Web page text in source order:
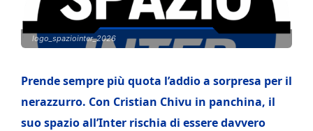
logo_spaziointer_2026
Prende sempre più quota l’addio a sorpresa per il
nerazzurro. Con Cristian Chivu in panchina, il
suo spazio all’Inter rischia di essere davvero